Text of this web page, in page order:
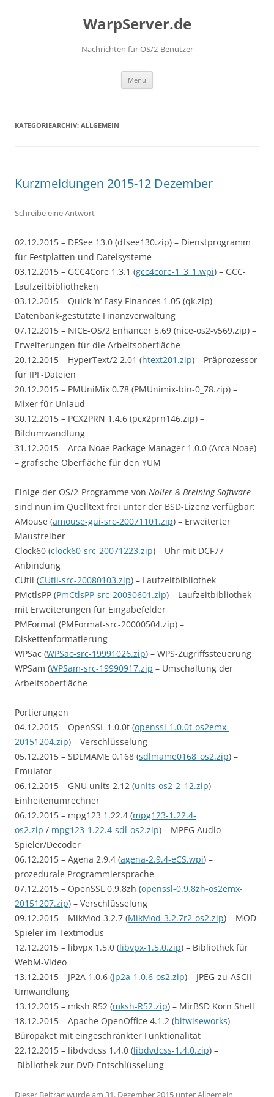
WarpServer.de
Nachrichten für OS/2-Benutzer
Menü
KATEGORIEARCHIV: ALLGEMEIN
Kurzmeldungen 2015-12 Dezember
Schreibe eine Antwort
02.12.2015 – DFSee 13.0 (dfsee130.zip) – Dienstprogramm
für Festplatten und Dateisysteme
03.12.2015 – GCC4Core 1.3.1 (gcc4core-1_3_1.wpi) – GCC-
Laufzeitbibliotheken
03.12.2015 – Quick ’n‘ Easy Finances 1.05 (qk.zip) –
Datenbank-gestützte Finanzverwaltung
07.12.2015 – NICE-OS/2 Enhancer 5.69 (nice-os2-v569.zip) –
Erweiterungen für die Arbeitsoberfläche
20.12.2015 – HyperText/2 2.01 (htext201.zip) – Präprozessor
für IPF-Dateien
20.12.2015 – PMUniMix 0.78 (PMUnimix-bin-0_78.zip) –
Mixer für Uniaud
30.12.2015 – PCX2PRN 1.4.6 (pcx2prn146.zip) –
Bildumwandlung
31.12.2015 – Arca Noae Package Manager 1.0.0 (Arca Noae)
– grafische Oberfläche für den YUM
Einige der OS/2-Programme von Noller & Breining Software
sind nun im Quelltext frei unter der BSD-Lizenz verfügbar:
AMouse (amouse-gui-src-20071101.zip) – Erweiterter
Maustreiber
Clock60 (clock60-src-20071223.zip) – Uhr mit DCF77-
Anbindung
CUtil (CUtil-src-20080103.zip) – Laufzeitbibliothek
PMctlsPP (PmCtlsPP-src-20030601.zip) – Laufzeitbibliothek
mit Erweiterungen für Eingabefelder
PMFormat (PMFormat-src-20000504.zip) –
Diskettenformatierung
WPSac (WPSac-src-19991026.zip) – WPS-Zugriffssteuerung
WPSam (WPSam-src-19990917.zip – Umschaltung der
Arbeitsoberfläche
Portierungen
04.12.2015 – OpenSSL 1.0.0t (openssl-1.0.0t-os2emx-
20151204.zip) – Verschlüsselung
05.12.2015 – SDLMAME 0.168 (sdlmame0168_os2.zip) –
Emulator
06.12.2015 – GNU units 2.12 (units-os2-2_12.zip) –
Einheitenumrechner
06.12.2015 – mpg123 1.22.4 (mpg123-1.22.4-
os2.zip / mpg123-1.22.4-sdl-os2.zip) – MPEG Audio
Spieler/Decoder
06.12.2015 – Agena 2.9.4 (agena-2.9.4-eCS.wpi) –
prozedurale Programmiersprache
07.12.2015 – OpenSSL 0.9.8zh (openssl-0.9.8zh-os2emx-
20151207.zip) – Verschlüsselung
09.12.2015 – MikMod 3.2.7 (MikMod-3.2.7r2-os2.zip) – MOD-
Spieler im Textmodus
12.12.2015 – libvpx 1.5.0 (libvpx-1.5.0.zip) – Bibliothek für
WebM-Video
13.12.2015 – JP2A 1.0.6 (jp2a-1.0.6-os2.zip) – JPEG-zu-ASCII-
Umwandlung
13.12.2015 – mksh R52 (mksh-R52.zip) – MirBSD Korn Shell
18.12.2015 – Apache OpenOffice 4.1.2 (bitwiseworks) –
Büropaket mit eingeschränkter Funktionalität
22.12.2015 – libdvdcss 1.4.0 (libdvdcss-1.4.0.zip) –
Bibliothek zur DVD-Entschlüsselung
Dieser Beitrag wurde am 31. Dezember 2015 unterAllgemein